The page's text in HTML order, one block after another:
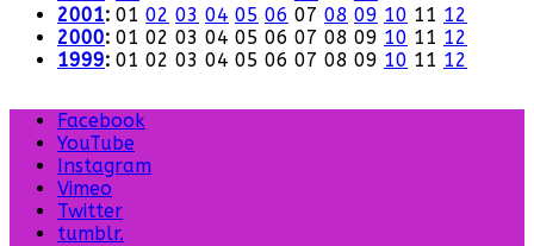
2001: 01 02 03 04 05 06 07 08 09 10 11 12
2000: 01 02 03 04 05 06 07 08 09 10 11 12
1999: 01 02 03 04 05 06 07 08 09 10 11 12
Facebook
YouTube
Instagram
Vimeo
Twitter
tumblr.